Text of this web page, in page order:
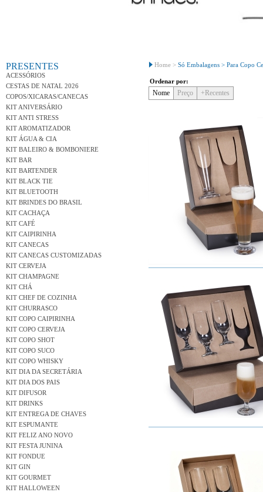
PRESENTES
ACESSÓRIOS
CESTAS DE NATAL 2026
COPOS/XICARAS/CANECAS
KIT ANIVERSÁRIO
KIT ANTI STRESS
KIT AROMATIZADOR
KIT ÁGUA & CIA
KIT BALEIRO & BOMBONIERE
KIT BAR
KIT BARTENDER
KIT BLACK TIE
KIT BLUETOOTH
KIT BRINDES DO BRASIL
KIT CACHAÇA
KIT CAFÉ
KIT CAIPIRINHA
KIT CANECAS
KIT CANECAS CUSTOMIZADAS
KIT CERVEJA
KIT CHAMPAGNE
KIT CHÁ
KIT CHEF DE COZINHA
KIT CHURRASCO
KIT COPO CAIPIRINHA
KIT COPO CERVEJA
KIT COPO SHOT
KIT COPO SUCO
KIT COPO WHISKY
KIT DIA DA SECRETÁRIA
KIT DIA DOS PAIS
KIT DIFUSOR
KIT DRINKS
KIT ENTREGA DE CHAVES
KIT ESPUMANTE
KIT FELIZ ANO NOVO
KIT FESTA JUNINA
KIT FONDUE
KIT GIN
KIT GOURMET
KIT HALLOWEEN
Home > Só Embalagens > Para Copo
Ordenar por:
Nome Preço +Recentes